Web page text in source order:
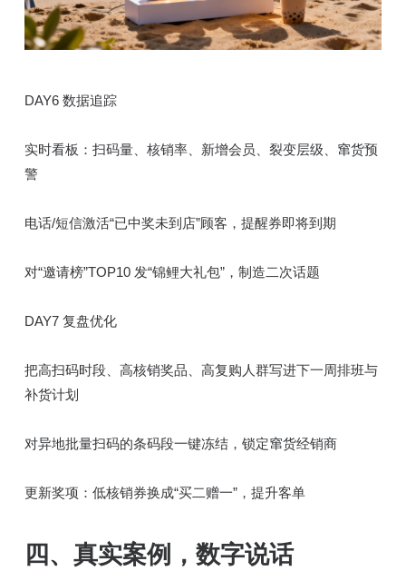
DAY6 数据追踪
实时看板：扫码量、核销率、新增会员、裂变层级、窜货预
警
电话/短信激活“已中奖未到店”顾客，提醒券即将到期
对“邀请榜”TOP10 发“锦鲤大礼包”，制造二次话题
DAY7 复盘优化
把高扫码时段、高核销奖品、高复购人群写进下一周排班与
补货计划
对异地批量扫码的条码段一键冻结，锁定窜货经销商
更新奖项：低核销券换成“买二赠一”，提升客单
四、 真实案例，数字说话